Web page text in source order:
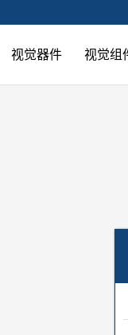
视觉器件 视觉组